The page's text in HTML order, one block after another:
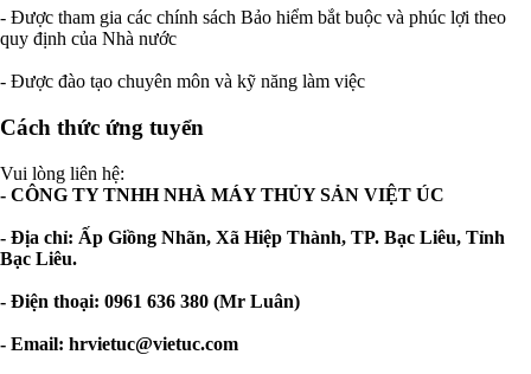
- Được tham gia các chính sách Bảo hiểm bắt buộc và phúc lợi theo
quy định của Nhà nước
- Được đào tạo chuyên môn và kỹ năng làm việc
Cách thức ứng tuyển
Vui lòng liên hệ:
- CÔNG TY TNHH NHÀ MÁY THỦY SẢN VIỆT ÚC
- Địa chỉ: Ấp Giồng Nhãn, Xã Hiệp Thành, TP. Bạc Liêu, Tỉnh
Bạc Liêu.
- Điện thoại: 0961 636 380 (Mr Luân)
- Email: hrvietuc@vietuc.com